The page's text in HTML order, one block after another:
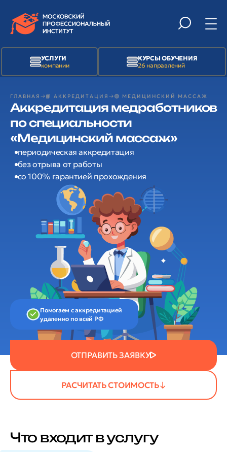
УСЛУГИ
компании
КУРСЫ ОБУЧЕНИЯ
26 направлений
ГЛАВНАЯ 📙 АККРЕДИТАЦИЯ 🟢 МЕДИЦИНСКИЙ МАССАЖ
Аккредитация медработников
по специальности
«Медицинский массаж»
периодическая аккредитация
без отрыва от работы
со 100% гарантией прохождения
РАСЧИТАТЬ СТОИМОСТЬ
ОТПРАВИТЬ ЗАЯВКУ
Помогаем с аккредитацией
удаленно по всей РФ
Что входит в услугу